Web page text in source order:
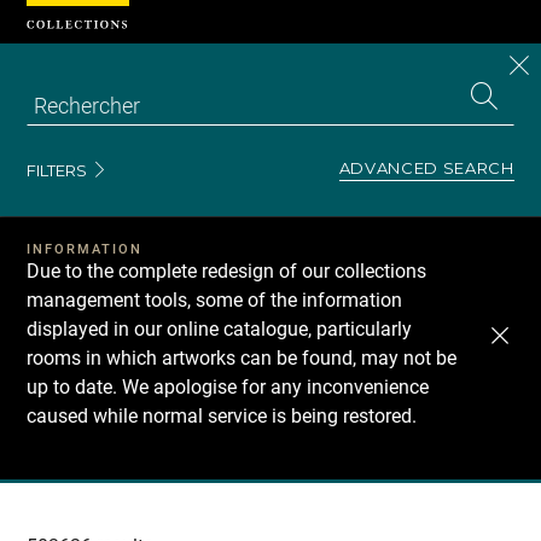
FILTERS ADVANCED SEARCH
INFORMATION
Due to the complete redesign of our collections
management tools, some of the information
displayed in our online catalogue, particularly
rooms in which artworks can be found, may not be
up to date. We apologise for any inconvenience
caused while normal service is being restored.
Recherche
Cookies management panel